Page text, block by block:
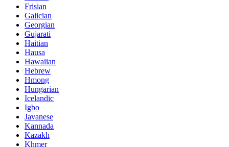
Frisian
Galician
Georgian
Gujarati
Haitian
Hausa
Hawaiian
Hebrew
Hmong
Hungarian
Icelandic
Igbo
Javanese
Kannada
Kazakh
Khmer